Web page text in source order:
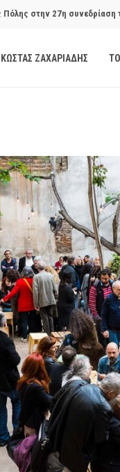
Πόλης στην 29η συνεδρίαση
μακροχρόνιο σκάνδαλο των
διαφάνεια και
Πόλης στην 27η συνεδρίαση
ΚΩΣΤΑΣ ΖΑΧΑΡΙΑΔΗΣ